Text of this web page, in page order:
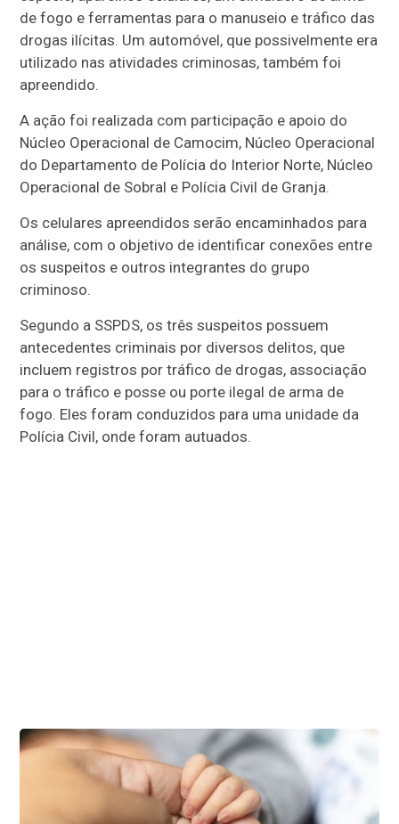
de fogo e ferramentas para o manuseio e tráfico das
drogas ilícitas. Um automóvel, que possivelmente era
utilizado nas atividades criminosas, também foi
apreendido.
A ação foi realizada com participação e apoio do
Núcleo Operacional de Camocim, Núcleo Operacional
do Departamento de Polícia do Interior Norte, Núcleo
Operacional de Sobral e Polícia Civil de Granja.
Os celulares apreendidos serão encaminhados para
análise, com o objetivo de identificar conexões entre
os suspeitos e outros integrantes do grupo
criminoso.
Segundo a SSPDS, os três suspeitos possuem
antecedentes criminais por diversos delitos, que
incluem registros por tráfico de drogas, associação
para o tráfico e posse ou porte ilegal de arma de
fogo. Eles foram conduzidos para uma unidade da
Polícia Civil, onde foram autuados.